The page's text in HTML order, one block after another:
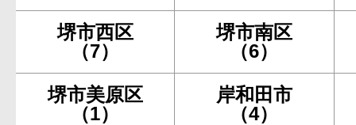
堺市西区
（7）
堺市南区
（6）
堺市美原区
（1）
岸和田市
（4）